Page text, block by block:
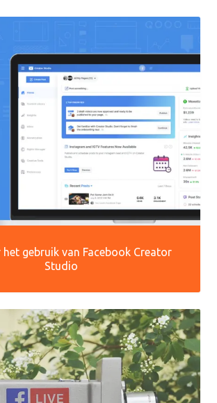
gebruik van Facebook Creator
Studio